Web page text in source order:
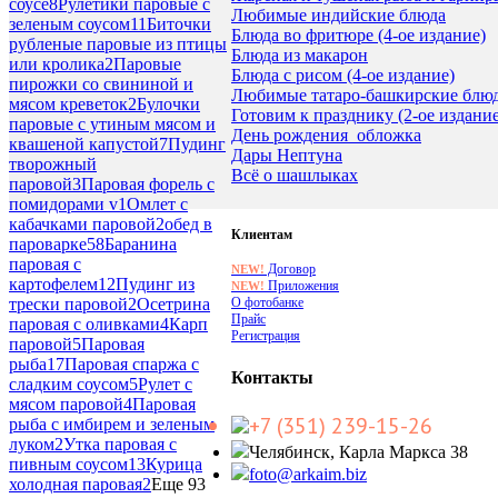
соусе8Рулетики паровые с
зеленым соусом11Биточки
рубленые паровые из птицы
или кролика2Паровые
пирожки со свининой и
мясом креветок2Булочки
паровые с утиным мясом и
квашеной капустой7Пудинг
творожный
паровой3Паровая форель с
помидорами v1Омлет с
кабачками паровой2обед в
пароварке58Баранина
паровая с
картофелем12Пудинг из
трески паровой2Осетрина
паровая с оливками4Карп
паровой5Паровая
рыба17Паровая спаржа с
сладким соусом5Рулет с
мясом паровой4Паровая
рыба с имбирем и зеленым
луком2Утка паровая с
пивным соусом13Курица
холодная паровая2Еще 93
Любимые индийские блюда
Блюда во фритюре (4-ое издание)
Блюда из макарон
Блюда с рисом (4-ое издание)
Любимые татаро-башкирские
Готовим к празднику (2-ое
День рождения_обложка
Дары Нептуна
Всё о шашлыках
Клиентам
NEW! Договор
NEW! Приложения
О фотобанке
Прайс
Регистрация
Контакты
+7 (351) 239-15-26
Челябинск, Карла Маркса 38
foto@arkaim.biz